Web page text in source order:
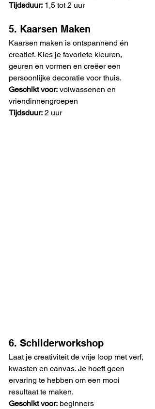
Tijdsduur: 1,5 tot 2 uur
5. Kaarsen Maken
Kaarsen maken is ontspannend én
creatief. Kies je favoriete kleuren,
geuren en vormen en creëer een
persoonlijke decoratie voor thuis.
Geschikt voor: volwassenen en
vriendinnengroepen
Tijdsduur: 2 uur
6. Schilderworkshop
Laat je creativiteit de vrije loop met verf,
kwasten en canvas. Je hoeft geen
ervaring te hebben om een mooi
resultaat te maken.
Geschikt voor: beginners